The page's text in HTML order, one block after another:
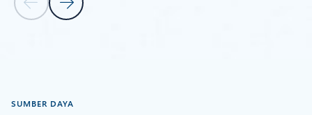
Slide Sebelumnya
Slide Berikutnya
SUMBER DAYA